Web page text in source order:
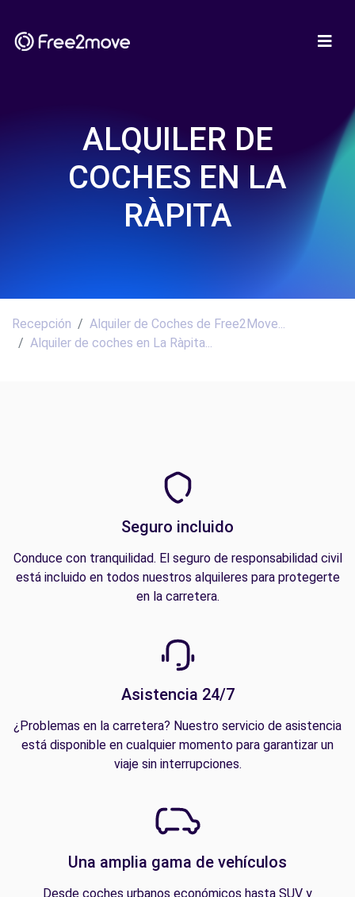
ALQUILER DE
COCHES EN LA
RÀPITA
Recepción
Alquiler de Coches de Free2Move...
Alquiler de coches en La Ràpita...
Seguro incluido
Conduce con tranquilidad. El seguro de responsabilidad civil
está incluido en todos nuestros alquileres para protegerte
en la carretera.
Asistencia 24/7
¿Problemas en la carretera? Nuestro servicio de asistencia
está disponible en cualquier momento para garantizar un
viaje sin interrupciones.
Una amplia gama de vehículos
Desde coches urbanos económicos hasta SUV y